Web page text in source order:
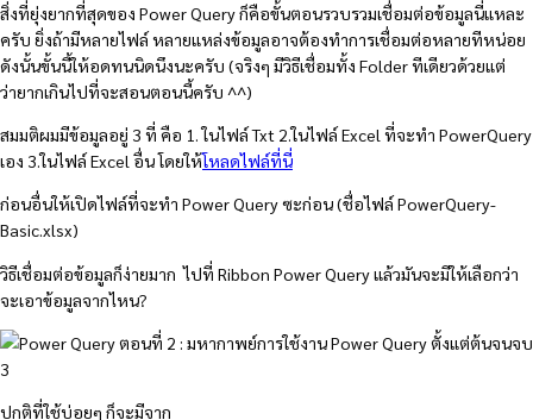
สิ่งที่ยุ่งยากที่สุดของ Power Query ก็คือขั้นตอนรวบรวมเชื่อมต่อข้อมูลนี่แหละ
ครับ ยิ่งถ้ามีหลายไฟล์ หลายแหล่งข้อมูลอาจต้องทำการเชื่อมต่อหลายทีหน่อย
ดังนั้นขั้นนี้ให้อดทนนิดนึงนะครับ (จริงๆ มีวิธีเชื่อมทั้ง Folder ทีเดียวด้วยแต่
ว่ายากเกินไปที่จะสอนตอนนี้ครับ ^^)
สมมติผมมีข้อมูลอยู่ 3 ที่ คือ 1. ในไฟล์ Txt 2.ในไฟล์ Excel ที่จะทำ PowerQuery
เอง 3.ในไฟล์ Excel อื่น โดยให้โหลดไฟล์ที่นี่
ก่อนอื่นให้เปิดไฟล์ที่จะทำ Power Query ซะก่อน (ชื่อไฟล์ PowerQuery-
Basic.xlsx)
วิธีเชื่อมต่อข้อมูลก็ง่ายมาก ไปที่ Ribbon Power Query แล้วมันจะมีให้เลือกว่า
จะเอาข้อมูลจากไหน?
ปกติที่ใช้บ่อยๆ ก็จะมีจาก